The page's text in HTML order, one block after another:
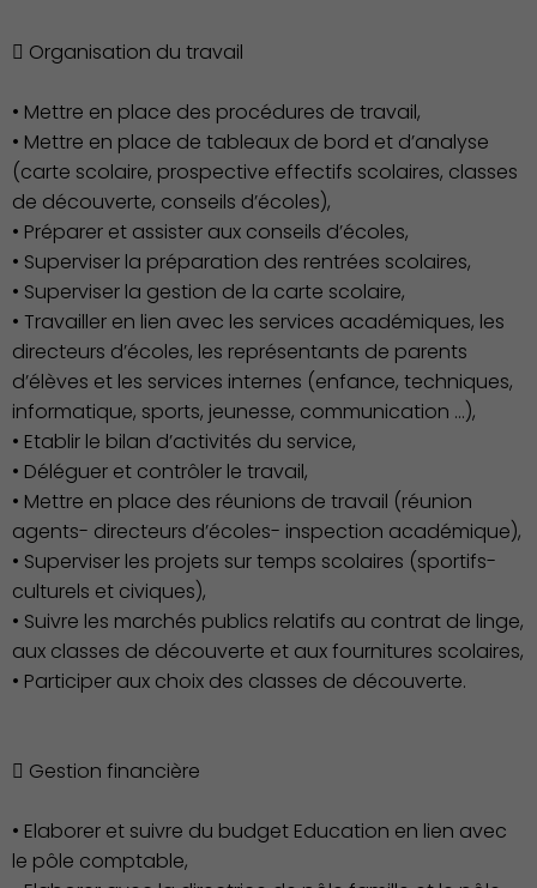
Famille
 Organisation du travail
• Mettre en place des procédures de travail,
• Mettre en place de tableaux de bord et d’analyse
(carte scolaire, prospective effectifs scolaires, classes
de découverte, conseils d’écoles),
• Préparer et assister aux conseils d’écoles,
• Superviser la préparation des rentrées scolaires,
• Superviser la gestion de la carte scolaire,
• Travailler en lien avec les services académiques, les
directeurs d’écoles, les représentants de parents
d’élèves et les services internes (enfance, techniques,
informatique, sports, jeunesse, communication …),
• Etablir le bilan d’activités du service,
• Déléguer et contrôler le travail,
• Mettre en place des réunions de travail (réunion
agents- directeurs d’écoles- inspection académique),
• Superviser les projets sur temps scolaires (sportifs-
culturels et civiques),
• Suivre les marchés publics relatifs au contrat de linge,
aux classes de découverte et aux fournitures scolaires,
• Participer aux choix des classes de découverte.
 Gestion financière
• Elaborer et suivre du budget Education en lien avec
le pôle comptable,